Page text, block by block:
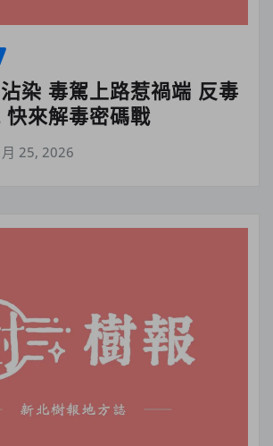
染 毒駕上路惹禍端 反毒
快來解毒密碼戰
25, 2026